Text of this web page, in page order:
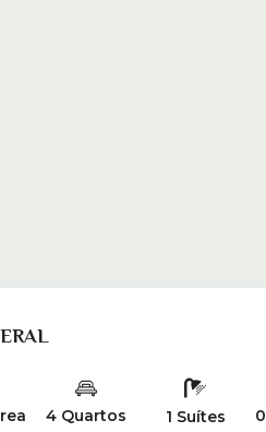
4 Quartos 1 Suítes